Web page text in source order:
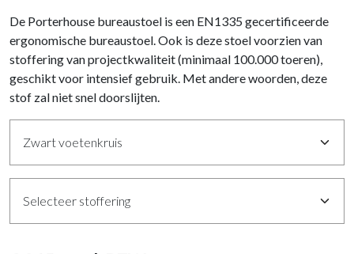
De Porterhouse bureaustoel is een EN1335 gecertificeerde
ergonomische bureaustoel. Ook is deze stoel voorzien van
stoffering van projectkwaliteit (minimaal 100.000 toeren),
geschikt voor intensief gebruik. Met andere woorden, deze
stof zal niet snel doorslijten.